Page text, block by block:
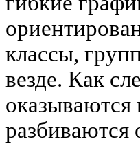
классы,
везде. Как
оказываются
разбиваются